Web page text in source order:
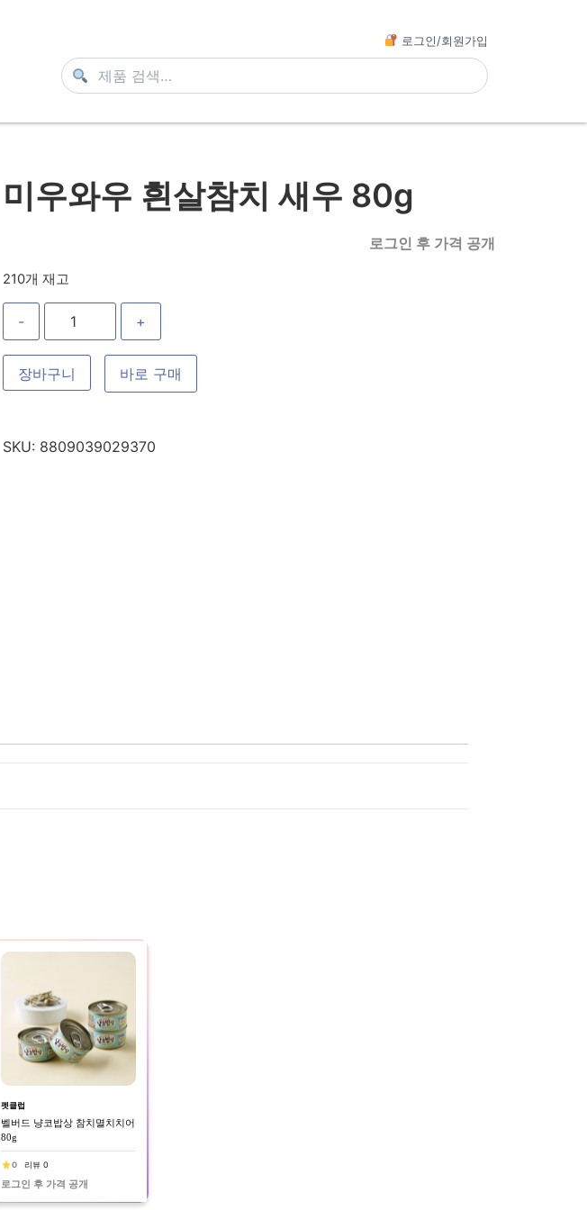
로그인/회원가입
미우와우 흰살참치 새우 80g
로그인 후 가격 공개
210개 재고
- +
장바구니 바로 구매
SKU: 8809039029370
펫클럽
벨버드 냥코밥상 참치멸치치어
80g
0 리뷰 0
로그인 후 가격 공개